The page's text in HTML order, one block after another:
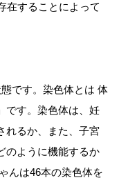
在することによって
です。染色体とは 体
です。染色体は、妊
れるか、また、子宮
のように機能するか
んは46本の染色体を